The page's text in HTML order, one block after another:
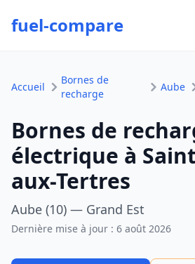
fuel-compare
Accueil
Bornes de
recharge
Aube
Bornes de
électrique à
aux-Tertres
Aube (10) — Grand Est
Dernière mise à jour : 6 août 2026